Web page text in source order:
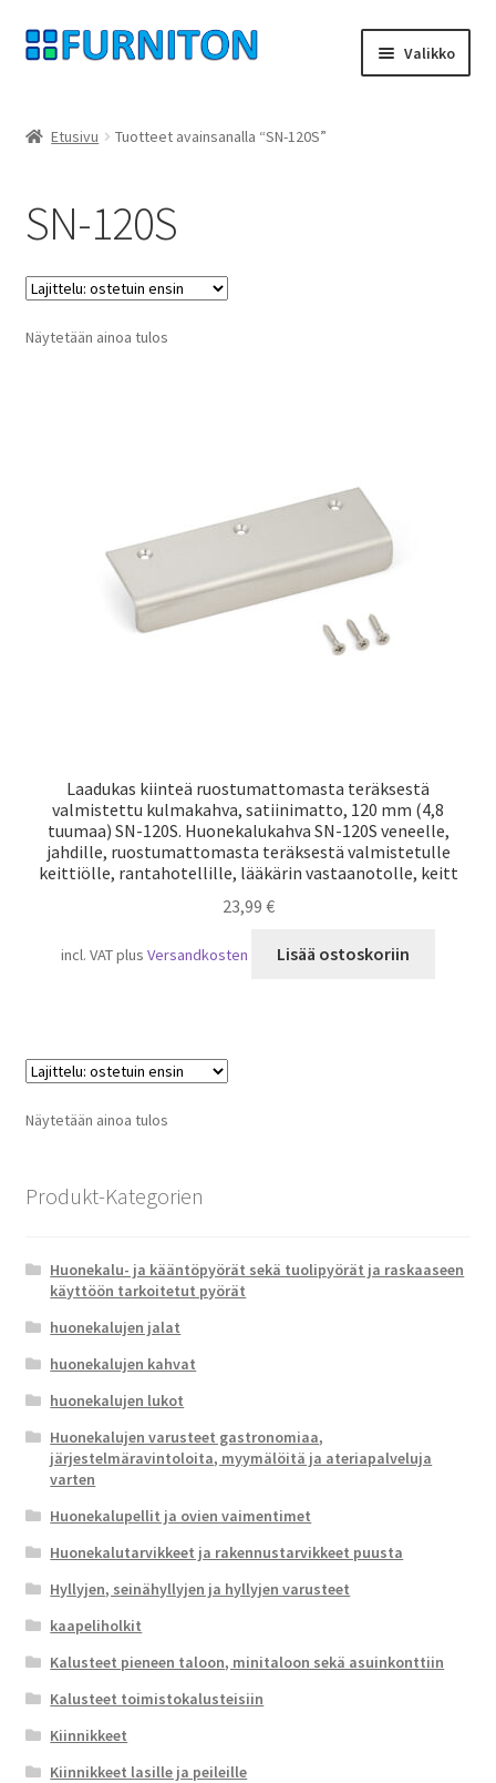
Siirry
navigointiin
Siirry
sisältöön
Valikko
yksityisyyttä
peruuttamisoikeus
Ottaa yhteyttä
Etusivu Tuotteet avainsanalla “SN-120S”
SN-120S
Näytetään ainoa tulos
Laadukas kiinteä ruostumattomasta teräksestä
valmistettu kulmakahva, satiinimatto, 120 mm (4,8
tuumaa) SN-120S. Huonekalukahva SN-120S veneelle,
jahdille, ruostumattomasta teräksestä valmistetulle
keittiölle, rantahotellille, lääkärin vastaanotolle, keitt
23,99 €
incl. VATplusVersandkosten Lisää ostoskoriin
Näytetään ainoa tulos
Produkt-Kategorien
Huonekalu- ja kääntöpyörät sekä tuolipyörät ja raskaaseen
käyttöön tarkoitetut pyörät
huonekalujen jalat
huonekalujen kahvat
huonekalujen lukot
Huonekalujen varusteet gastronomiaa,
järjestelmäravintoloita, myymälöitä ja ateriapalveluja
varten
Huonekalupellit ja ovien vaimentimet
Huonekalutarvikkeet ja rakennustarvikkeet puusta
Hyllyjen, seinähyllyjen ja hyllyjen varusteet
kaapeliholkit
Kalusteet pieneen taloon, minitaloon sekä asuinkonttiin
Kalusteet toimistokalusteisiin
Kiinnikkeet
Kiinnikkeet lasille ja peileille